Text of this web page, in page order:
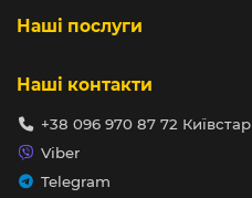
Наші послуги
Наші контакти
+38 096 970 87 72 Київстар
Viber
Telegram